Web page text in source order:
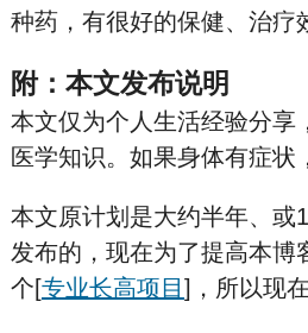
种药，有很好的保健、治疗
附：本文发布说明
本文仅为个人生活经验分享
医学知识。如果身体有症状
本文原计划是大约半年、或
发布的，现在为了提高本博
个[专业长高项目 ]，所以现